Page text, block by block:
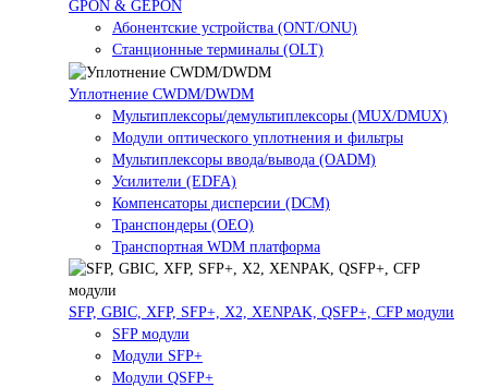
GPON & GEPON
Абонентские устройства (ONT/ONU)
Станционные терминалы (OLT)
Уплотнение CWDM/DWDM
Мультиплексоры/демультиплексоры (MUX/DMUX)
Модули оптического уплотнения и фильтры
Мультиплексоры ввода/вывода (OADM)
Усилители (EDFA)
Компенсаторы дисперсии (DCM)
Транспондеры (OEO)
Транспортная WDM платформа
SFP, GBIC, XFP, SFP+, X2, XENPAK, QSFP+, CFP модули
SFP модули
Модули SFP+
Модули QSFP+